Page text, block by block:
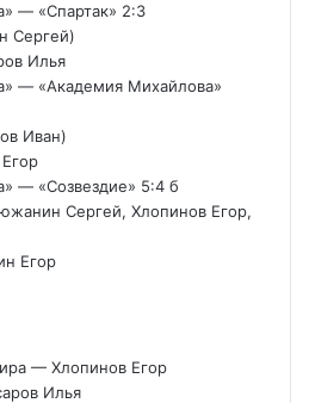
— «Спартак» 2:3
Сергей)
Илья
— «Академия Михайлова»
Иван)
— «Созвездие» 5:4 б
Сергей, Хлопинов Егор,
Егор
— Хлопинов Егор
Илья